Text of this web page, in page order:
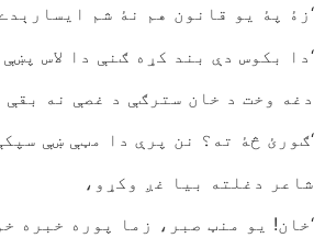
‘زۀ پۀ يو قانون هم نۀ شم
‘دا بکوس دې بند کړه ګنې دا لاس
دغه وخت د خان سترګې د غصې نه
‘ګورئ څۀ ته؟ نن پرې دا مټې ښې
شاعر دغلته بيا غږ وکړو،
‘خان! يو منټ صبر، زما پوره خبره